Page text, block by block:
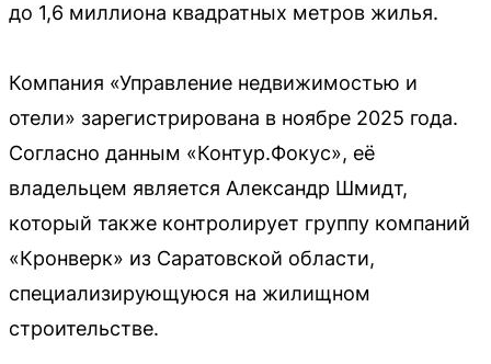
до 1,6 миллиона квадратных метров жилья.
Компания «Управление недвижимостью и
отели» зарегистрирована в ноябре 2025 года.
Согласно данным «Контур.Фокус», её
владельцем является Александр Шмидт,
который также контролирует группу компаний
«Кронверк» из Саратовской области,
специализирующуюся на жилищном
строительстве.